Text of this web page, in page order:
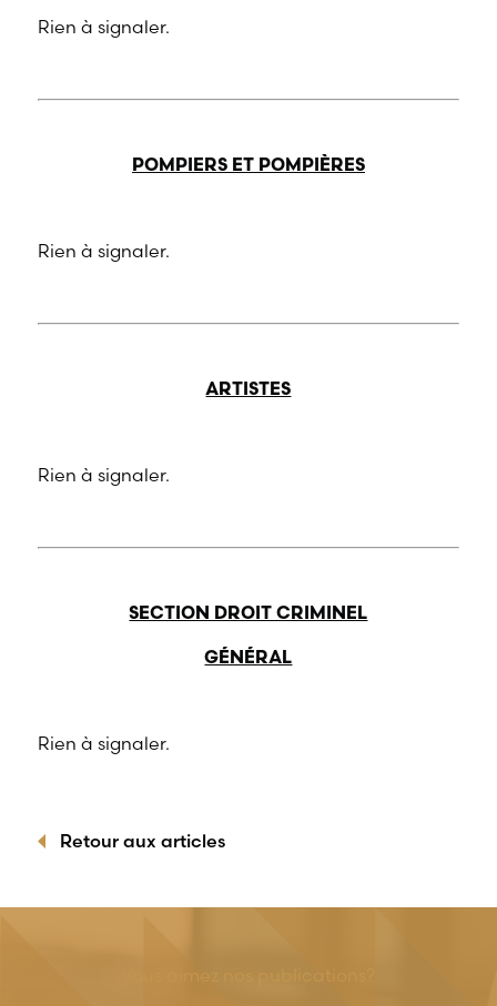
Rien à signaler.
POMPIERS ET POMPIÈRES
Rien à signaler.
ARTISTES
Rien à signaler.
SECTION DROIT CRIMINEL
GÉNÉRAL
Rien à signaler.
Retour aux articles